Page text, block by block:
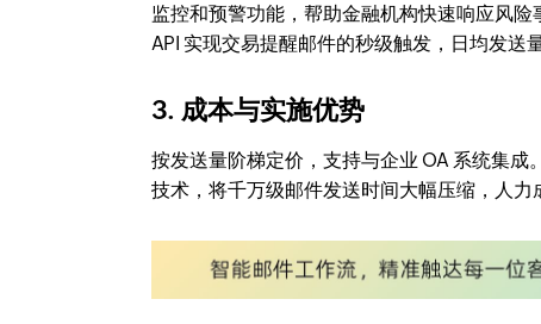
监控和预警功能，帮助金融机构快速响应风
API 实现交易提醒邮件的秒级触发，日均发送
3. 成本与实施优势
按发送量阶梯定价，支持与企业 OA 系统集
技术，将千万级邮件发送时间大幅压缩，人力